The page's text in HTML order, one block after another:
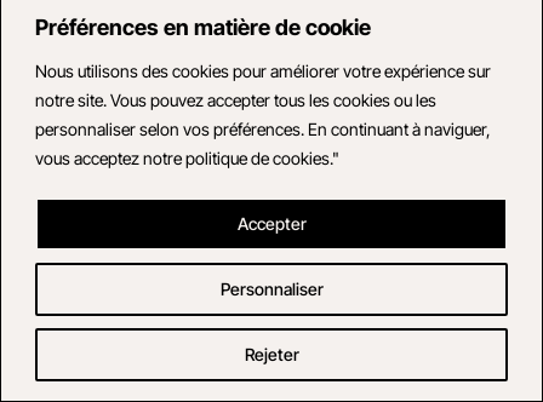
Préférences en matière de cookie
Nous utilisons des cookies pour améliorer votre expérience sur
notre site. Vous pouvez accepter tous les cookies ou les
personnaliser selon vos préférences. En continuant à naviguer,
vous acceptez notre politique de cookies."
Personnaliser
Rejeter
Accepter